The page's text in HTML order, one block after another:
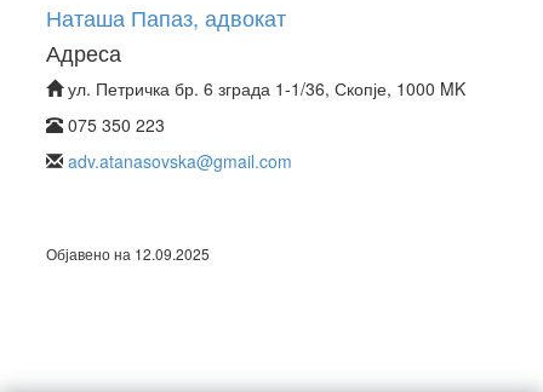
Наташа Папаз, адвокат
Адреса
ул. Петричка бр. 6 зграда 1-1/36, Скопје, 1000 MK
075 350 223
adv.atanasovska@gmail.com
Објавено на 12.09.2025